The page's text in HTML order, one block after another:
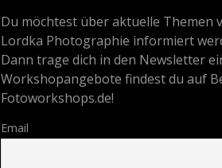
Du möchtest über aktuelle Themen
Lordka Photographie informiert
Dann trage dich in den Newsletter
Workshopangebote findest du auf
Fotoworkshops.de!
Email